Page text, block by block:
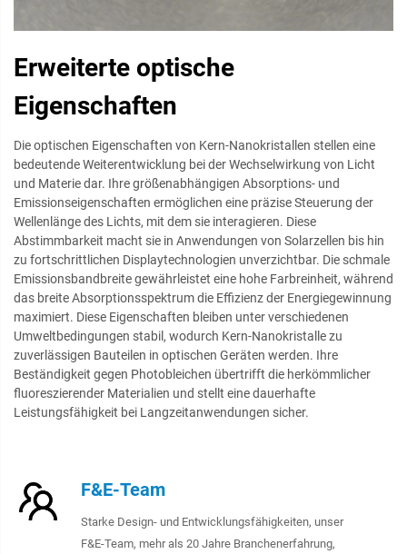
Erweiterte optische
Eigenschaften
Die optischen Eigenschaften von Kern-Nanokristallen stellen eine
bedeutende Weiterentwicklung bei der Wechselwirkung von Licht
und Materie dar. Ihre größenabhängigen Absorptions- und
Emissionseigenschaften ermöglichen eine präzise Steuerung der
Wellenlänge des Lichts, mit dem sie interagieren. Diese
Abstimmbarkeit macht sie in Anwendungen von Solarzellen bis hin
zu fortschrittlichen Displaytechnologien unverzichtbar. Die schmale
Emissionsbandbreite gewährleistet eine hohe Farbreinheit, während
das breite Absorptionsspektrum die Effizienz der Energiegewinnung
maximiert. Diese Eigenschaften bleiben unter verschiedenen
Umweltbedingungen stabil, wodurch Kern-Nanokristalle zu
zuverlässigen Bauteilen in optischen Geräten werden. Ihre
Beständigkeit gegen Photobleichen übertrifft die herkömmlicher
fluoreszierender Materialien und stellt eine dauerhafte
Leistungsfähigkeit bei Langzeitanwendungen sicher.
F&E-Team
Starke Design- und Entwicklungsfähigkeiten, unser
F&E-Team, mehr als 20 Jahre Branchenerfahrung,